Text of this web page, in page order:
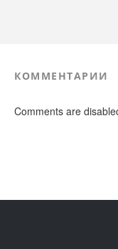
КОММЕНТАРИИ
Comments are